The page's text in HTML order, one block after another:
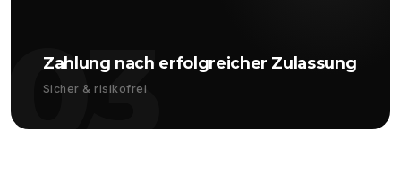
03
Zahlung nach erfolgreicher Zulassung
Sicher & risikofrei